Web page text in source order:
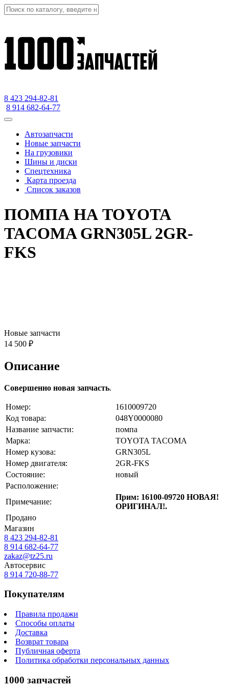
8 423 294-82-81
8 914 682-64-77
Автозапчасти
Новые запчасти
На грузовики
Шины и диски
Спецтехника
Карта проезда
Список заказов
ПОМПА НА TOYOTA
TACOMA GRN305L 2GR-
FKS
Новые запчасти
14 500 ₽
Описание
Совершенно новая запчасть.
Номер:
1610009720
Код товара:
048Y0000080
Название запчасти:
помпа
Марка:
TOYOTA TACOMA
Номер кузова:
GRN305L
Номер двигателя:
2GR-FKS
Состояние:
новый
Расположение:
Примечание:
Прим: 16100-09720 НОВАЯ!
ОРИГИНАЛ!.
Продано
Магазин
8 423 294-82-81
8 914 682-64-77
zakaz@tz25.ru
Автосервис
8 914 720-88-77
Покупателям
Правила продажи
Способы оплаты
Доставка
Возврат товара
Публичная оферта
Политика обработки персональных данных
1000 запчастей